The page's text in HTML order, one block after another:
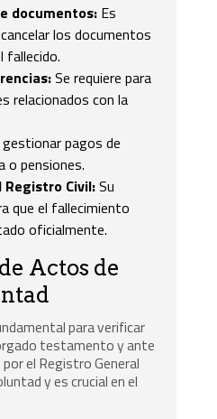
documentos: Es
los documentos
fallecido.
Se requiere para
relacionados con la
gestionar pagos de
o pensiones.
Civil:Su
que el fallecimiento
oficialmente.
Actos de
para verificar
testamento y ante
el Registro General
y es crucial en el